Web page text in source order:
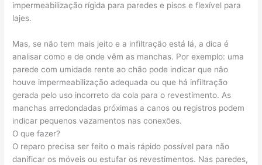
impermeabilização rígida para paredes e pisos e flexível para
lajes.
Mas, se não tem mais jeito e a infiltração está lá, a dica é
analisar como e de onde vêm as manchas. Por exemplo: uma
parede com umidade rente ao chão pode indicar que não
houve impermeabilização adequada ou que há infiltração
gerada pelo uso incorreto da cola para o revestimento. As
manchas arredondadas próximas a canos ou registros podem
indicar pequenos vazamentos nas conexões.
O que fazer?
O reparo precisa ser feito o mais rápido possível para não
danificar os móveis ou estufar os revestimentos. Nas paredes,